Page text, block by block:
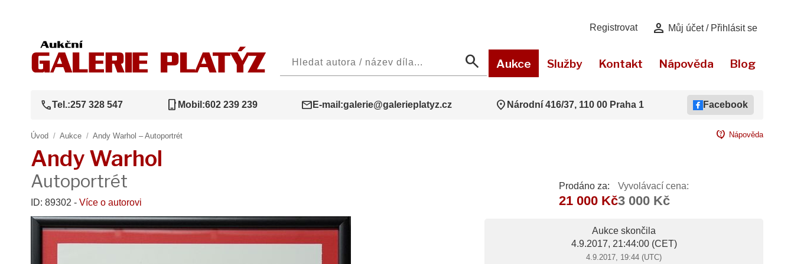
Registrovat person Můj účet / Přihlásit se
search Aukce Služby Kontakt Nápověda Blog
callTel.:257 328 547 phone_iphone Mobil:602 239 239 mail E-mail:galerie@galerieplatyz.cz location_on Národní 416/37, 110 00 Praha 1 Facebook
Úvod / Aukce / Andy Warhol – Autoportrét contact_support Nápověda
Andy Warhol
Autoportrét
ID: 89302 - Více o autorovi
Prodáno za:
21 000 Kč
Vyvolávací cena:
3 000 Kč
Aukce skončila
4.9.2017, 21:44:00(CET)
4.9.2017, 19:44 (UTC)